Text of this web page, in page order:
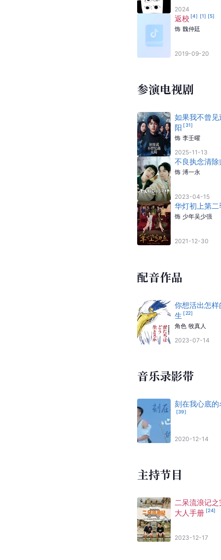
2024
返校 [4] [1] [5]
饰 魏仲廷
2019-09-20
参演电视剧
如果我不曾见
阳 [31]
饰 李壬曜
2025-11-13
不良执念清除
饰 溥一永
2023-04-15
华灯初上第二
饰 少年吴少强
2021-12-30
配音作品
你想活出怎样
生 [22]
角色 牧真人
2023-07-14
音乐录影带
刻在我心底的
[39]
2020-12-14
主持节目
二呆流浪记之
大人手册 [24]
2023-12-17